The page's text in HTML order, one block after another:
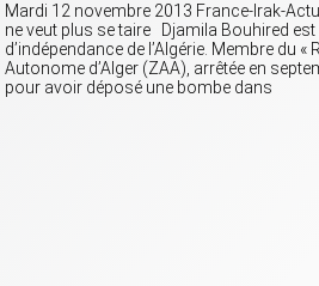
Mardi 12 novembre 2013 France-Irak-
ne veut plus se taire Djamila Bouhired
d’indépendance de l’Algérie. Membre du
Autonome d’Alger (ZAA), arrêtée en
pour avoir déposé une bombe dans